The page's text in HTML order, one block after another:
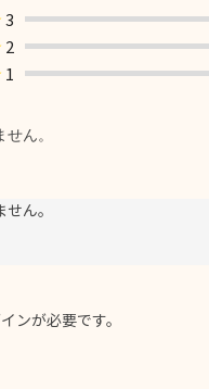
3
2
1
ん。
ん。
ンが必要です。